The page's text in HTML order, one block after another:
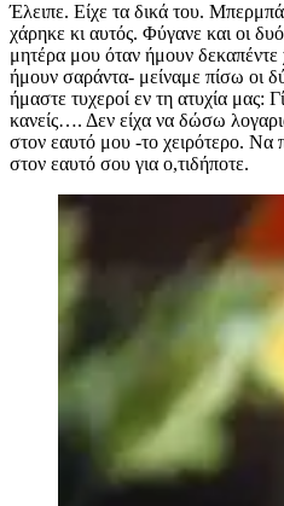
Έλειπε. Είχε τα δικά του.
χάρηκε κι αυτός. Φύγανε και οι
μητέρα μου όταν ήμουν
ήμουν σαράντα- μείναμε πίσω οι
ήμαστε τυχεροί εν τη ατυχία μας:
κανείς…. Δεν είχα να δώσω
στον εαυτό μου -το χειρότερο. Να
στον εαυτό σου για ο,τιδήποτε.